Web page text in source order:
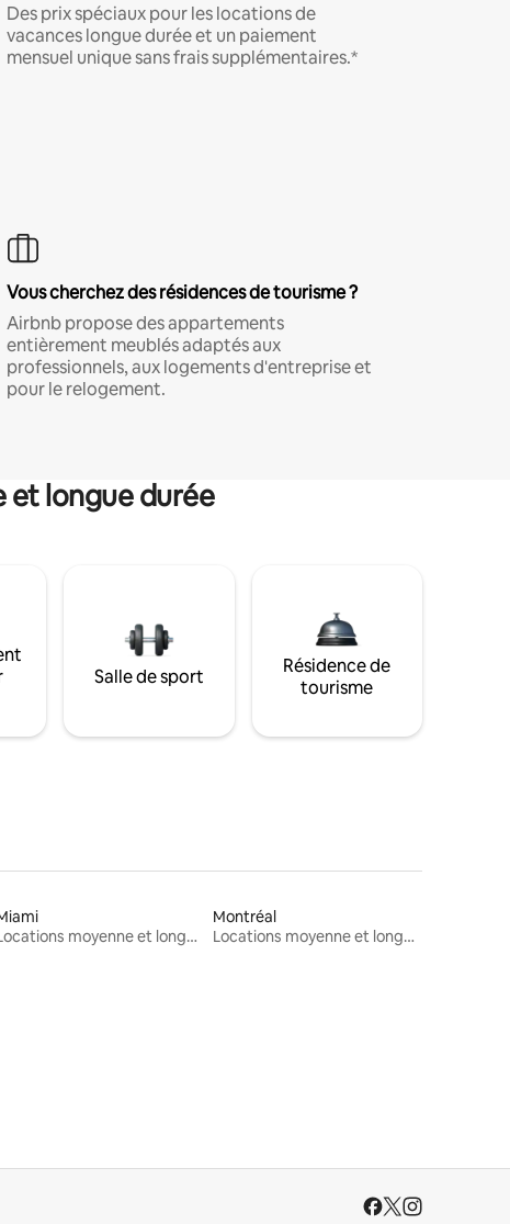
Des prix spéciaux pour les locations de
vacances longue durée et un paiement
mensuel unique sans frais supplémentaires.*
Vous cherchez des résidences de tourisme ?
Airbnb propose des appartements
entièrement meublés adaptés aux
professionnels, aux logements d'entreprise et
pour le relogement.
et longue durée
Salle de sport
Résidence de
tourisme
Locations moyenne et longue durée
Montréal
Locations moyenne et longue durée